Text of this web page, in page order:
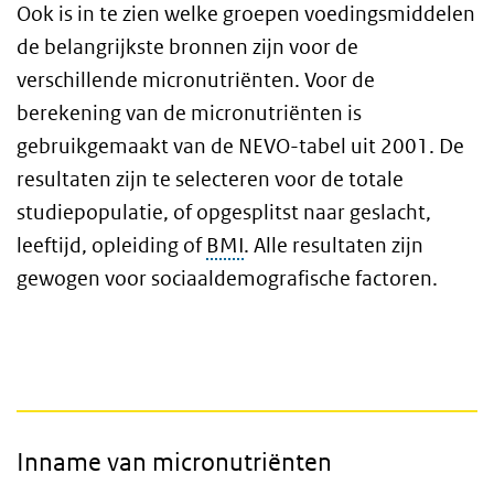
Ook is in te zien welke groepen voedingsmiddelen
de belangrijkste bronnen zijn voor de
verschillende micronutriënten. Voor de
berekening van de micronutriënten is
gebruikgemaakt van de NEVO-tabel uit 2001. De
resultaten zijn te selecteren voor de totale
studiepopulatie, of opgesplitst naar geslacht,
leeftijd, opleiding of BMI. Alle resultaten zijn
gewogen voor sociaaldemografische factoren.
Inname van micronutriënten